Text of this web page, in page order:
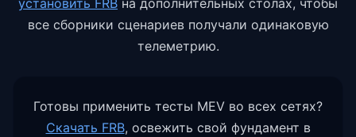
установить FRB на дополнительных столах, чтобы
все сборники сценариев получали одинаковую
телеметрию.
Готовы применить тесты MEV во всех сетях?
Скачать FRB, освежить свой фундамент в